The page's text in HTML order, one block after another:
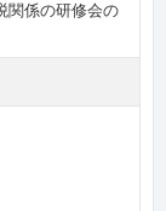
関係の研修会の